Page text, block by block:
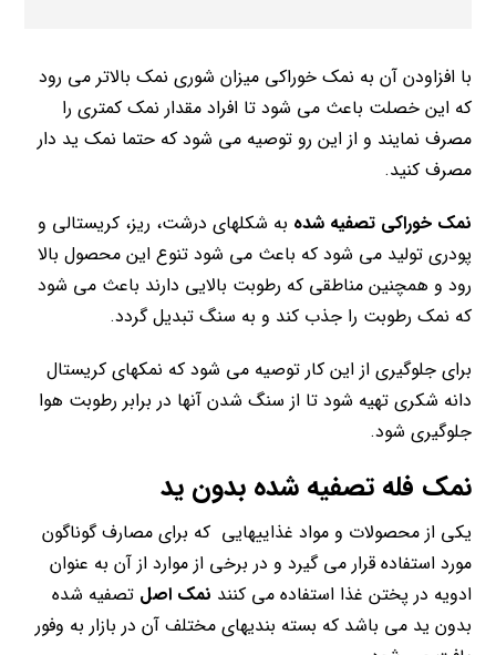
با افزاودن آن به نمک خوراکی میزان شوری نمک بالاتر می رود
که این خصلت باعث می شود تا افراد مقدار نمک کمتری را
مصرف نمایند و از این رو توصیه می شود که حتما نمک ید دار
مصرف کنید.
نمک خوراکی تصفیه شده به شکلهای درشت، ریز، کریستالی و
پودری تولید می شود که باعث می شود تنوع این محصول بالا
رود و همچنین مناطقی که رطوبت بالایی دارند باعث می شود
که نمک رطوبت را جذب کند و به سنگ تبدیل گردد.
برای جلوگیری از این کار توصیه می شود که نمکهای کریستال
دانه شکری تهیه شود تا از سنگ شدن آنها در برابر رطوبت هوا
جلوگیری شود.
نمک فله تصفیه شده بدون ید
یکی از محصولات و مواد غذاییهایی که برای مصارف گوناگون
مورد استفاده قرار می گیرد و در برخی از موارد از آن به عنوان
ادویه در پختن غذا استفاده می کنند نمک اصل تصفیه شده
بدون ید می باشد که بسته بندیهای مختلف آن در بازار به وفور